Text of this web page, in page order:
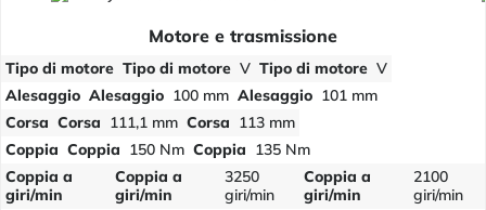
Motore e trasmissione
Tipo di motore Tipo di motore V Tipo di motore V
Alesaggio Alesaggio 100 mm Alesaggio 101 mm
Corsa Corsa 111,1 mm Corsa 113 mm
Coppia Coppia 150 Nm Coppia 135 Nm
Coppia a
giri/min
Coppia a
giri/min
3250
giri/min
Coppia a
giri/min
2100
giri/min